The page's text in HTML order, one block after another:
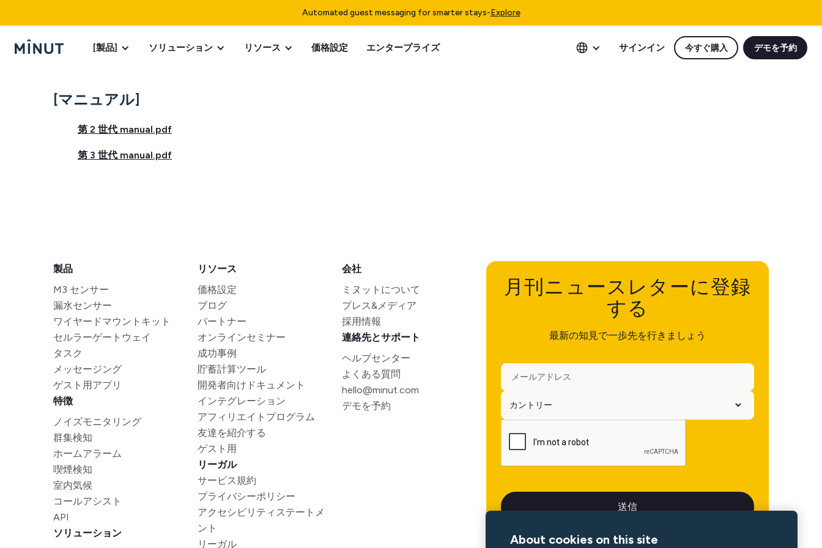
Automated guest messaging for smarter stays-Explore
[製品] ソリューション リソース 価格設定 エンタープライズ サインイン 今すぐ購入 デモを予約
[マニュアル]
第 2 世代 manual.pdf
第 3 世代 manual.pdf
製品
M3 センサー
漏水センサー
ワイヤードマウントキット
セルラーゲートウェイ
タスク
メッセージング
ゲスト用アプリ
特徴
ノイズモニタリング
群集検知
ホームアラーム
喫煙検知
室内気候
コールアシスト
API
ソリューション
リソース
価格設定
ブログ
パートナー
オンラインセミナー
成功事例
貯蓄計算ツール
開発者向けドキュメント
インテグレーション
アフィリエイトプログラム
友達を紹介する
ゲスト用
リーガル
サービス規約
プライバシーポリシー
アクセシビリティステートメ
ント
リーガル
会社
ミヌットについて
プレス&メディア
採用情報
連絡先とサポート
ヘルプセンター
よくある質問
hello@minut.com
デモを予約
月刊ニュースレターに登録
する
最新の知見で一歩先を行きましょう
About cookies on this site